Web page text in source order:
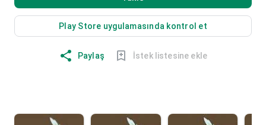
Play Store uygulamasında kontrol et
Paylaş İstek listesine ekle